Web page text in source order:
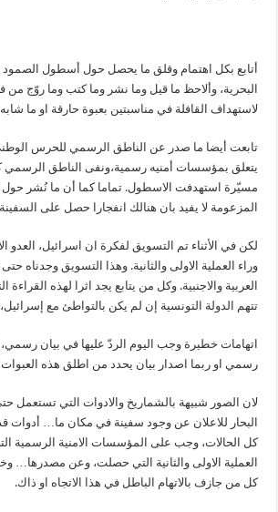
أتابع بكل اهتمام وقلق ما يحصل حول أسطول الصمود
البحرية، وألاحظ ما قيل وما نشر وما كتب وما روّج من
لاستهداف القافلة في مناسبتين بعبوة حارقة او ما
تابعت أيضا ما صدر عن الناطق الرسمي للحرس
يتعلق بمؤسسات أمنيه رسمية،ونفى الناطق الرسمي
مسيّرة استهدفت الاسطول. تماما كما أن ما نُشر حول
المزعومة لا يفيد بان هنالك انفجارا حصل على السفينة
لكن في الأثناء تم التسويق لفكرة ان اسرائيل، العدو
وراء العملية الاولى والثانية. وهذا التسويق وجدناه
العربية والاجنبية. وكل من يتابع يجد اثرا لهذه القراءة
تتهم الدولة التونسية إن لم يكن بالتواطئ مع
اتهامات خطيرة وجب اليوم الردّ عليها في بيان رسمي،
رسمي او ربما اصدار بيان يحدد من اطلق هذه العبوات
لان الصور شبيهة بالشماريخ والادوات التي تستعمل
البحار للاعلان عن وجود سفينة في مكان ما… أدوات
كل الحالات، وجب على المؤسسات الامنية الرسمية
العملية الاولى والثانية التي حصلت، وعن مصدرها…
كل من جازف بالاتهام الباطل في هذا الاتجاه او ذاك.